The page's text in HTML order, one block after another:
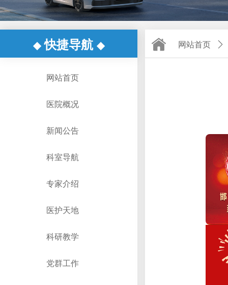
网站首页 ꄲ
◆快捷导航 ◆
网站首页
医院概况
新闻公告
科室导航
专家介绍
医护天地
科研教学
党群工作